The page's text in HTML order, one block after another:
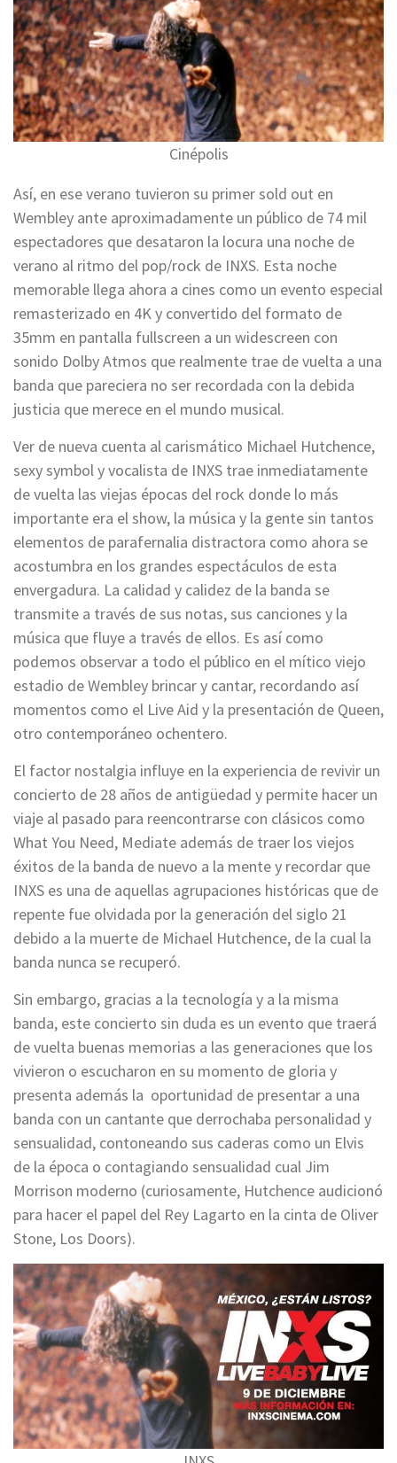
Cinépolis
Así, en ese verano tuvieron su primer sold out en
Wembley ante aproximadamente un público de 74 mil
espectadores que desataron la locura una noche de
verano al ritmo del pop/rock de INXS. Esta noche
memorable llega ahora a cines como un evento especial
remasterizado en 4K y convertido del formato de
35mm en pantalla fullscreen a un widescreen con
sonido Dolby Atmos que realmente trae de vuelta a una
banda que pareciera no ser recordada con la debida
justicia que merece en el mundo musical.
Ver de nueva cuenta al carismático Michael Hutchence,
sexy symbol y vocalista de INXS trae inmediatamente
de vuelta las viejas épocas del rock donde lo más
importante era el show, la música y la gente sin tantos
elementos de parafernalia distractora como ahora se
acostumbra en los grandes espectáculos de esta
envergadura. La calidad y calidez de la banda se
transmite a través de sus notas, sus canciones y la
música que fluye a través de ellos. Es así como
podemos observar a todo el público en el mítico viejo
estadio de Wembley brincar y cantar, recordando así
momentos como el Live Aid y la presentación de Queen,
otro contemporáneo ochentero.
El factor nostalgia influye en la experiencia de revivir un
concierto de 28 años de antigüedad y permite hacer un
viaje al pasado para reencontrarse con clásicos como
What You Need, Mediate además de traer los viejos
éxitos de la banda de nuevo a la mente y recordar que
INXS es una de aquellas agrupaciones históricas que de
repente fue olvidada por la generación del siglo 21
debido a la muerte de Michael Hutchence, de la cual la
banda nunca se recuperó.
Sin embargo, gracias a la tecnología y a la misma
banda, este concierto sin duda es un evento que traerá
de vuelta buenas memorias a las generaciones que los
vivieron o escucharon en su momento de gloria y
presenta además la oportunidad de presentar a una
banda con un cantante que derrochaba personalidad y
sensualidad, contoneando sus caderas como un Elvis
de la época o contagiando sensualidad cual Jim
Morrison moderno (curiosamente, Hutchence audicionó
para hacer el papel del Rey Lagarto en la cinta de Oliver
Stone, Los Doors).